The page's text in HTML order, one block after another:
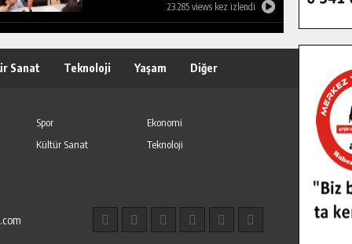
23.285 views kez izlendi
Sanat Teknoloji Yaşam Diğer
Spor
Ekonomi
Kültür Sanat
Teknoloji